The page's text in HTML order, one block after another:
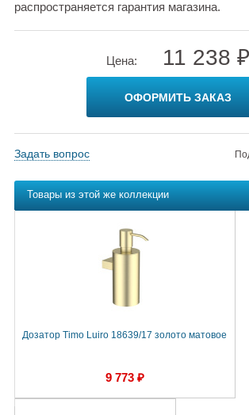
распространяется гарантия магазина.
Цена: 11 238 ₽
ОФОРМИТЬ ЗАКАЗ
Задать вопрос
Товары из этой же коллекции
Дозатор Timo Luiro 18639/17 золото матовое
9 773 ₽